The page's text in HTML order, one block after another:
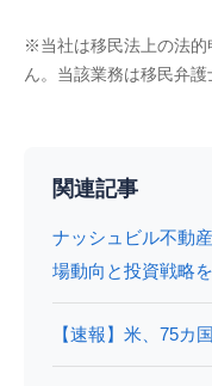
※当社は移民法上の法的
ん。当該業務は移民弁護
関連記事
ナッシュビル不動
場動向と投資戦略
【速報】米、75カ